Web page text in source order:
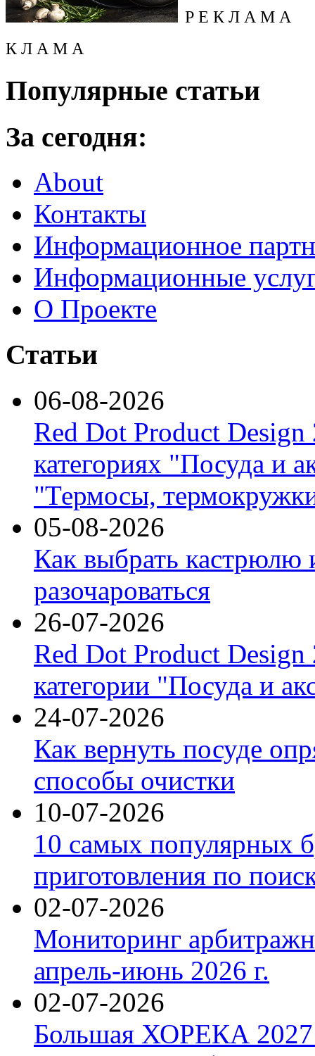
Р Е К Л А М А
К Л А М А
Популярные статьи
За сегодня:
About
Контакты
Информационное
Информационные
О Проекте
Статьи
06-08-2026
Red Dot Product Design
категориях "Посуда и
"Термосы,
05-08-2026
Как выбрать кастрюлю
разочароваться
26-07-2026
Red Dot Product Design
категории "Посуда и
24-07-2026
Как вернуть посуде
способы очистки
10-07-2026
10 самых популярных
приготовления по
02-07-2026
Мониторинг
апрель-июнь 2026 г.
02-07-2026
Большая ХОРЕКА 2027: